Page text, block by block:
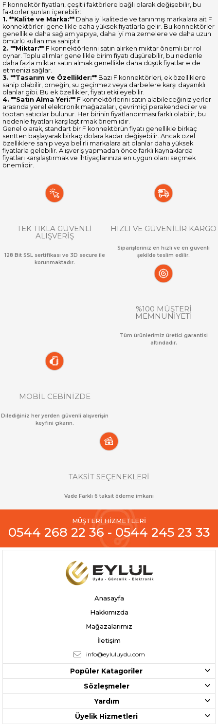
F konnektör fiyatları, çeşitli faktörlere bağlı olarak değişebilir, bu
faktörler şunları içerebilir:
1. **Kalite ve Marka:** Daha iyi kalitede ve tanınmış markalara ait F
konnektörleri genellikle daha yüksek fiyatlarla gelir. Bu konnektörler
genellikle daha sağlam yapıya, daha iyi malzemelere ve daha uzun
ömürlü kullanıma sahiptir.
2. **Miktar:** F konnektörlerini satın alırken miktar önemli bir rol
oynar. Toplu alımlar genellikle birim fiyatı düşürebilir, bu nedenle
daha fazla miktar satın almak genellikle daha düşük fiyatlar elde
etmenizi sağlar.
3. **Tasarım ve Özellikler:** Bazı F konnektörleri, ek özelliklere
sahip olabilir, örneğin, su geçirmez veya darbelere karşı dayanıklı
olanlar gibi. Bu ek özellikler, fiyatı etkileyebilir.
4. **Satın Alma Yeri:** F konnektörlerini satın alabileceğiniz yerler
arasında yerel elektronik mağazaları, çevrimiçi perakendeciler ve
toptan satıcılar bulunur. Her birinin fiyatlandırması farklı olabilir, bu
nedenle fiyatları karşılaştırmak önemlidir.
Genel olarak, standart bir F konnektörün fiyatı genellikle birkaç
sentten başlayarak birkaç dolara kadar değişebilir. Ancak özel
özelliklere sahip veya belirli markalara ait olanlar daha yüksek
fiyatlarla gelebilir. Alışveriş yapmadan önce farklı kaynaklarda
fiyatları karşılaştırmak ve ihtiyaçlarınıza en uygun olanı seçmek
önemlidir.
TEK TIKLA GÜVENLİ
ALIŞVERİŞ
128 Bit SSL sertifikası ve 3D secure ile
korunmaktadır.
HIZLI VE GÜVENİLİR KARGO
Siparişleriniz en hızlı ve en güvenli
şekilde teslim edilir.
%100 MÜŞTERİ
MEMNUNİYETİ
Tüm ürünlerimiz üretici garantisi
altındadır.
MOBİL CEBİNİZDE
Dilediğiniz her yerden güvenli alışverişin
keyfini çıkarın.
TAKSİT SEÇENEKLERİ
Vade Farklı 6 taksit ödeme imkanı
MÜŞTERİ HİZMETLERİ
0544 268 22 36 - 0544 245 23 33
Anasayfa
Hakkımızda
Mağazalarımız
İletişim
info@eyluluydu.com
Popüler Katagoriler
Sözleşmeler
Yardım
Üyelik Hizmetleri